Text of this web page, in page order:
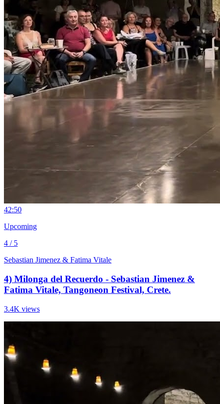
42:50
Upcoming
4 / 5
Sebastian Jimenez & Fatima Vitale
4) Milonga del Recuerdo - Sebastian Jimenez &
Fatima Vitale, Tangoneon Festival, Crete.
3.4K views